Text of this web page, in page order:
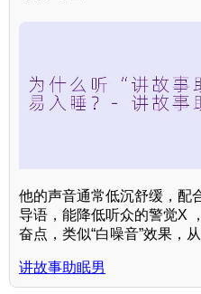
他的声音通常低沉舒缓，配
导语，能降低听众的警觉X
奋点，类似“白噪音”效果，
讲故事助眠男